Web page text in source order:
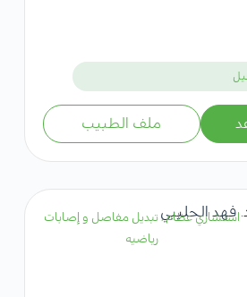
ملف الطبيب
فهد الحليبي
استشاري عظام ، تبديل مفاصل و إصابات
رياضيه